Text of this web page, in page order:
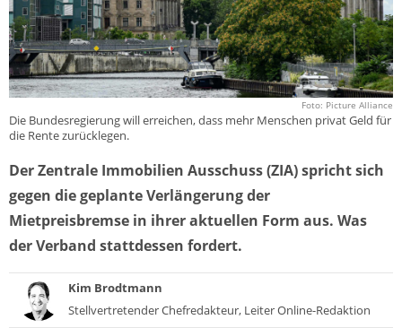
Foto: Picture Alliance
Die Bundesregierung will erreichen, dass mehr Menschen privat Geld für
die Rente zurücklegen.
Der Zentrale Immobilien Ausschuss (ZIA) spricht sich
gegen die geplante Verlängerung der
Mietpreisbremse in ihrer aktuellen Form aus. Was
der Verband stattdessen fordert.
Kim Brodtmann
Stellvertretender Chefredakteur, Leiter Online-Redaktion